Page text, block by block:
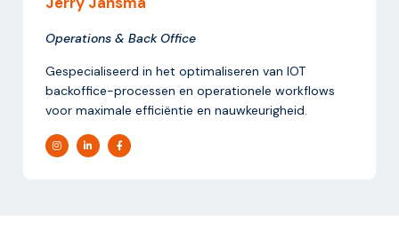
Operations & Back Office
Gespecialiseerd in het optimaliseren van IOT
backoffice-processen en operationele workflows
voor maximale efficiëntie en nauwkeurigheid.